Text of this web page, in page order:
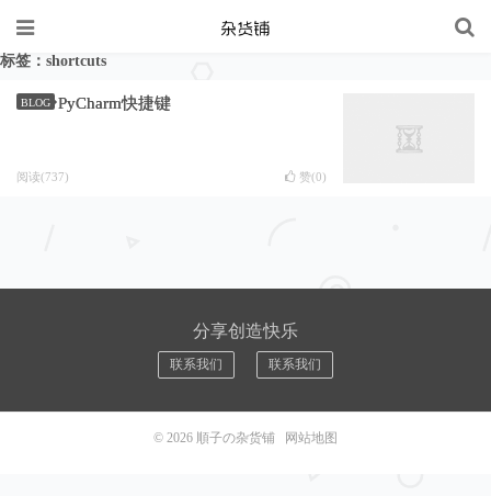
标签：shortcuts
BLOG PyCharm快捷键
阅读(737) 赞(0)
分享创造快乐
联系我们 联系我们
© 2026 順子の杂货铺 网站地图